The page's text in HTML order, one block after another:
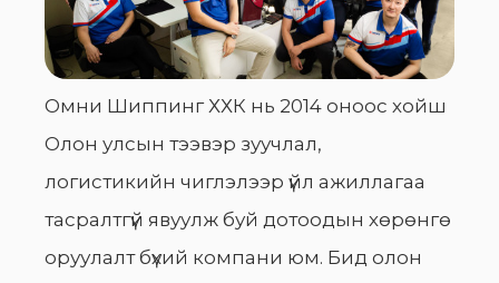
Омни Шиппинг ХХК нь 2014 оноос хойш
Олон улсын тээвэр зуучлал,
логистикийн чиглэлээр үйл ажиллагаа
тасралтгүй явуулж буй дотоодын хөрөнгө
оруулалт бүхий компани юм. Бид олон